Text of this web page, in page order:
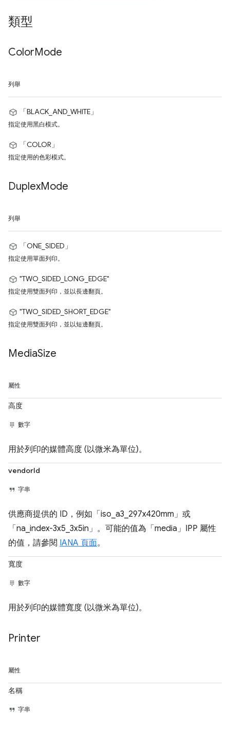
類型
ColorMode
列舉
「BLACK_AND_WHITE」
指定使用黑白模式。
「COLOR」
指定使用的色彩模式。
DuplexMode
列舉
「ONE_SIDED」
指定使用單面列印。
"TWO_SIDED_LONG_EDGE"
指定使用雙面列印，並以長邊翻頁。
"TWO_SIDED_SHORT_EDGE"
指定使用雙面列印，並以短邊翻頁。
MediaSize
屬性
高度
數字
用於列印的媒體高度 (以微米為單位)。
vendorId
字串
供應商提供的 ID，例如「iso_a3_297x420mm」或
「na_index-3x5_3x5in」。可能的值為「media」IPP 屬性
的值，請參閱 IANA 頁面。
寬度
數字
用於列印的媒體寬度 (以微米為單位)。
Printer
屬性
名稱
字串